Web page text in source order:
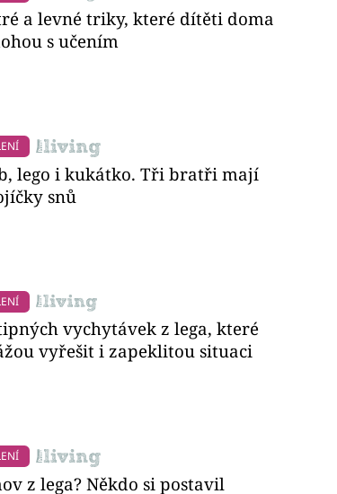
a levné triky, které dítěti doma
s učením
lego i kukátko. Tři bratři mají
snů
vychytávek z lega, které
vyřešit i zapeklitou situaci
z lega? Někdo si postavil